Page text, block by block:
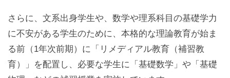
さらに、文系出身学生や、数学や理系科目の基礎学力
に不安がある学生のために、本格的な理論教育が始ま
る前（1年次前期）に「リメディアル教育（補習教
育）」を配置し、必要な学生に「基礎数学」や「基礎